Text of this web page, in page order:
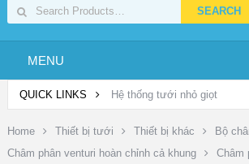
MENU
QUICK LINKS Hệ thống tưới nhỏ giọt
Home Thiết bị tưới Thiết bị khác
Bộ
Châm phân venturi hoàn chỉnh cả khung
Châm